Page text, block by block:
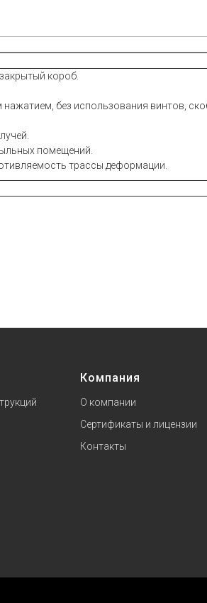
короб.
без использования винтов,
помещений.
трассы деформации.
Компания
О компании
Сертификаты и лицензии
Контакты